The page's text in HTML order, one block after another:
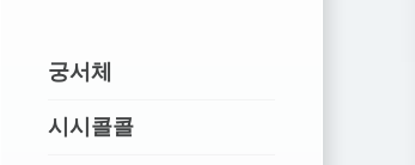
궁서체
시시콜콜